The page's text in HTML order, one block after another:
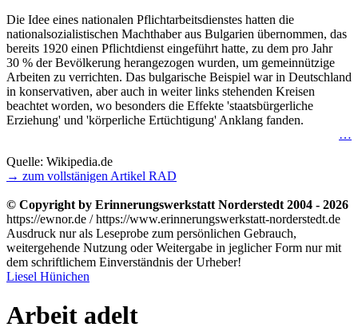
Die Idee eines nationalen Pflichtarbeitsdienstes hatten die
nationalsozialistischen Machthaber aus Bulgarien übernommen, das
bereits 1920 einen Pflichtdienst eingeführt hatte, zu dem pro Jahr
30 % der Bevölkerung herangezogen wurden, um gemeinnützige
Arbeiten zu verrichten. Das bulgarische Beispiel war in Deutschland
in konservativen, aber auch in weiter links stehenden Kreisen
beachtet worden, wo besonders die Effekte 'staatsbürgerliche
Erziehung' und 'körperliche Ertüchtigung' Anklang fanden.
…
Quelle: Wikipedia.de
→ zum vollstänigen Artikel RAD
© Copyright by Erinnerungswerkstatt Norderstedt 2004 - 2026
https://ewnor.de / https://www.erinnerungswerkstatt-norderstedt.de
Ausdruck nur als Leseprobe zum persönlichen Gebrauch,
weitergehende Nutzung oder Weitergabe in jeglicher Form nur mit
dem schriftlichem Einverständnis der Urheber!
Liesel Hünichen
Arbeit adelt